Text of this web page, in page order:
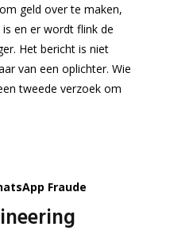
geld over te maken,
en er wordt flink de
Het bericht is niet
van een oplichter. Wie
tweede verzoek om
Fraude